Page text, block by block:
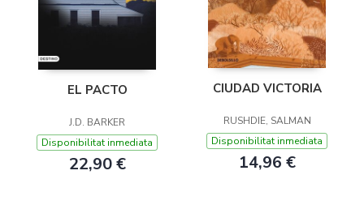
EL PACTO
J.D. BARKER
Disponibilitat inmediata
22,90 €
CIUDAD VICTORIA
RUSHDIE, SALMAN
Disponibilitat inmediata
14,96 €